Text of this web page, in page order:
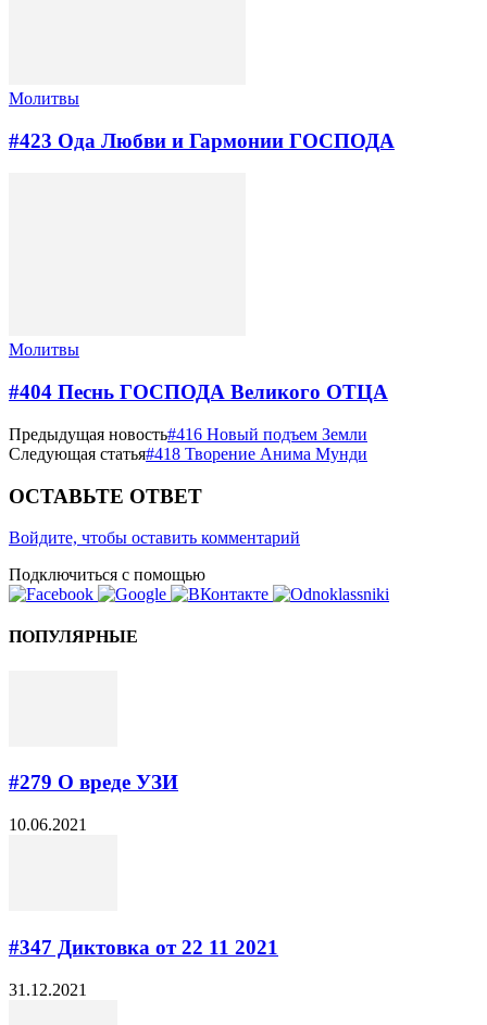
Молитвы
#423 Ода Любви и Гармонии ГОСПОДА
Молитвы
#404 Песнь ГОСПОДА Великого ОТЦА
Предыдущая новость#416 Новый подъем Земли
Следующая статья#418 Творение Анима Мунди
ОСТАВЬТЕ ОТВЕТ
Войдите, чтобы оставить комментарий
Подключиться с помощью
ПОПУЛЯРНЫЕ
#279 О вреде УЗИ
10.06.2021
#347 Диктовка от 22 11 2021
31.12.2021